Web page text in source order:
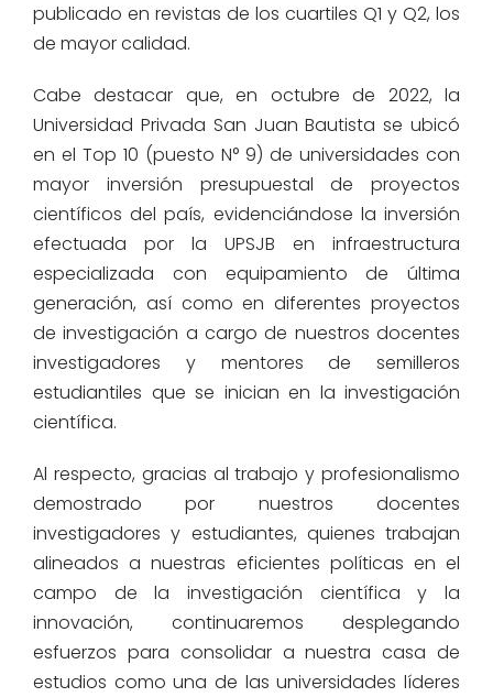
publicado en revistas de los cuartiles Q1 y Q2, los
de mayor calidad.
Cabe destacar que, en octubre de 2022, la
Universidad Privada San Juan Bautista se ubicó
en el Top 10 (puesto N° 9) de universidades con
mayor inversión presupuestal de proyectos
científicos del país, evidenciándose la inversión
efectuada por la UPSJB en infraestructura
especializada con equipamiento de última
generación, así como en diferentes proyectos
de investigación a cargo de nuestros docentes
investigadores y mentores de semilleros
estudiantiles que se inician en la investigación
científica.
Al respecto, gracias al trabajo y profesionalismo
demostrado por nuestros docentes
investigadores y estudiantes, quienes trabajan
alineados a nuestras eficientes políticas en el
campo de la investigación científica y la
innovación, continuaremos desplegando
esfuerzos para consolidar a nuestra casa de
estudios como una de las universidades líderes